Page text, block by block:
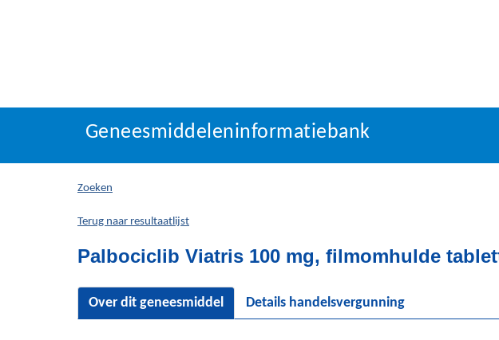
Geneesmiddeleninformatiebank
U
hier:
Geneesmiddeleninformatiebank
Zoeken
Terug naar resultaatlijst
Palbociclib Viatris 100 mg, filmomhulde
Over dit geneesmiddel Details handelsvergunning